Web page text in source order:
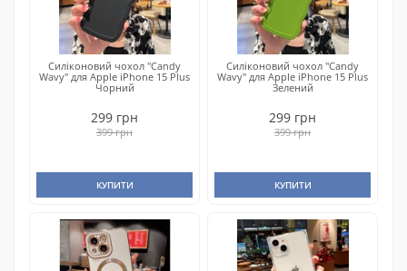
Силіконовий чохол "Candy
Wavy" для Apple iPhone 15 Plus
Чорний
299 грн
399 грн
КУПИТИ
Силіконовий чохол "Candy
Wavy" для Apple iPhone 15 Plus
Зелений
299 грн
399 грн
КУПИТИ